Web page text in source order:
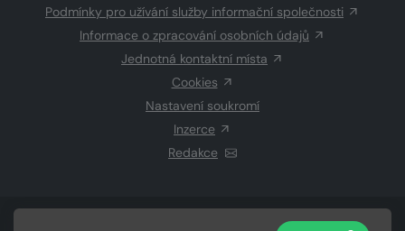
Podmínky pro užívání služby informační společnosti
Informace o zpracování osobních údajů
Jednotná kontaktní místa
Cookies
Nastavení soukromí
Inzerce
Redakce
CZECH NEWS CENTER a.s.a dodavatelé